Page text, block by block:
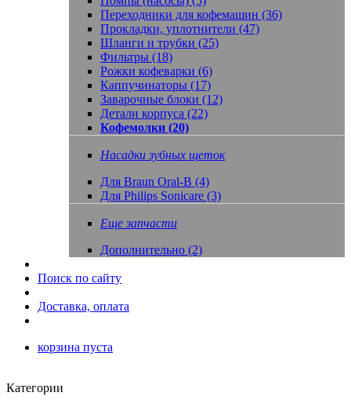
Переходники для кофемашин (36)
Прокладки, уплотнители (47)
Шланги и трубки (25)
Фильтры (18)
Рожки кофеварки (6)
Каппучинаторы (17)
Заварочные блоки (12)
Детали корпуса (22)
Кофемолки (20)
Насадки зубных щеток
Для Braun Oral-B (4)
Для Philips Sonicare (3)
Еще запчасти
Дополнительно (2)
Поиск по сайту
Доставка, оплата
корзина пуста
Категории